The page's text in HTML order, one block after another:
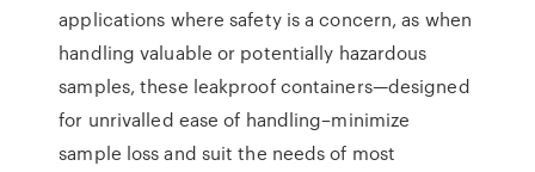
applications where safety is a concern, as when
handling valuable or potentially hazardous
samples, these leakproof containers—designed
for unrivalled ease of handling–minimize
sample loss and suit the needs of most